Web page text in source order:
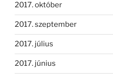
2017. október
2017. szeptember
2017. július
2017. június